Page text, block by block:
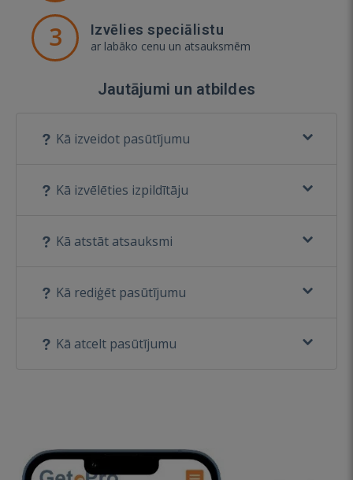
3 Izvēlies speciālistu
ar labāko cenu un atsauksmēm
Jautājumi un atbildes
Kā izveidot pasūtījumu
Kā izvēlēties izpildītāju
Kā atstāt atsauksmi
Kā rediģēt pasūtījumu
Kā atcelt pasūtījumu